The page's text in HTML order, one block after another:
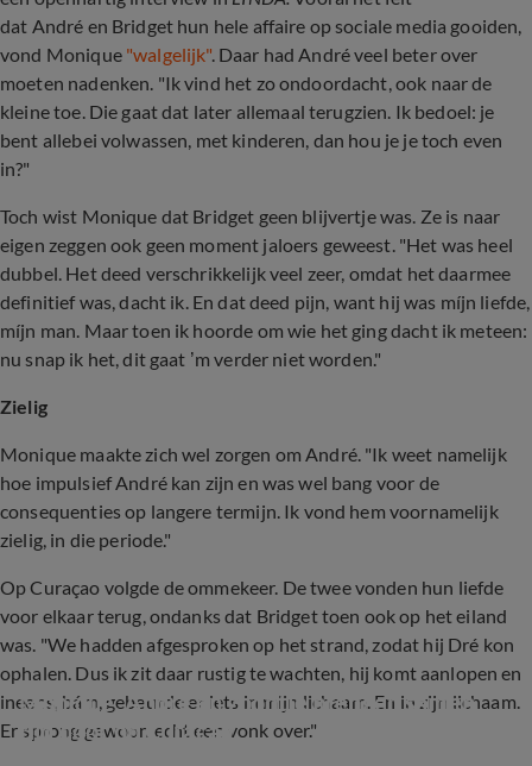
dat André en Bridget hun hele affaire op sociale media gooiden,
vond Monique "walgelijk". Daar had André veel beter over
moeten nadenken. "Ik vind het zo ondoordacht, ook naar de
kleine toe. Die gaat dat later allemaal terugzien. Ik bedoel: je
bent allebei volwassen, met kinderen, dan hou je je toch even
in?"
Toch wist Monique dat Bridget geen blijvertje was. Ze is naar
eigen zeggen ook geen moment jaloers geweest. "Het was heel
dubbel. Het deed verschrikkelijk veel zeer, omdat het daarmee
definitief was, dacht ik. En dat deed pijn, want hij was míjn liefde,
míjn man. Maar toen ik hoorde om wie het ging dacht ik meteen:
nu snap ik het, dit gaat ’m verder niet worden."
Zielig
Monique maakte zich wel zorgen om André. "Ik weet namelijk
hoe impulsief André kan zijn en was wel bang voor de
consequenties op langere termijn. Ik vond hem voornamelijk
zielig, in die periode."
Op Curaçao volgde de ommekeer. De twee vonden hun liefde
voor elkaar terug, ondanks dat Bridget toen ook op het eiland
was. "We hadden afgesproken op het strand, zodat hij Dré kon
ophalen. Dus ik zit daar rustig te wachten, hij komt aanlopen en
ineens, bám, gebeurde er iets in mijn lichaam. En in zijn lichaam.
Er sprong gewoon echt een vonk over."
Monique, André en zoontje brengen samen
tijd door op Curaçao